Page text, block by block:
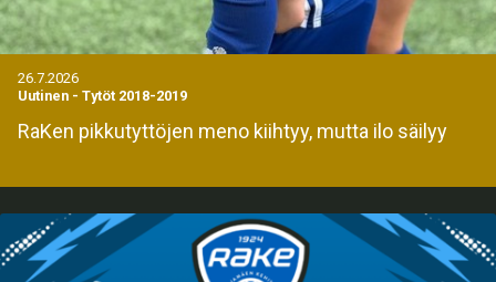
26.7.2026
Uutinen - Tytöt 2018-2019
RaKen pikkutyttöjen meno kiihtyy, mutta ilo säilyy